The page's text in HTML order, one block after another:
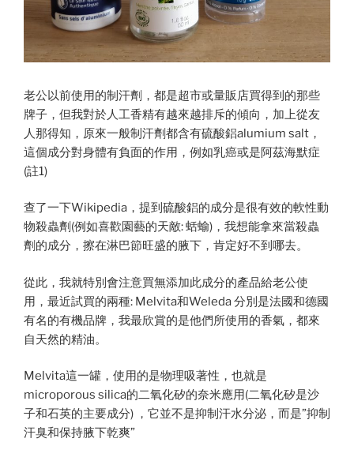
老公以前使用的制汗劑，都是超市或量販店買得到的那些
牌子，但我對於人工香精有越來越排斥的傾向，加上從友
人那得知，原來一般制汗劑都含有硫酸鋁alumium salt，
這個成分對身體有負面的作用，例如乳癌或是阿茲海默症
(註1)
查了一下Wikipedia，提到硫酸鋁的成分是很有效的軟性動
物殺蟲劑(例如喜歡園藝的天敵: 蛞蝓)，我想能拿來當殺蟲
劑的成分，擦在淋巴節旺盛的腋下，肯定好不到哪去。
從此，我就特別會注意買無添加此成分的產品給老公使
用，最近試買的兩種: Melvita和Weleda 分別是法國和德國
有名的有機品牌，我最欣賞的是他們所使用的香氣，都來
自天然的精油。
Melvita這一罐，使用的是物理吸著性，也就是
microporous silica的二氧化矽的奈米應用(二氧化矽是沙
子和石英的主要成分) ，它並不是抑制汗水分泌，而是”抑制
汗臭和保持腋下乾爽”